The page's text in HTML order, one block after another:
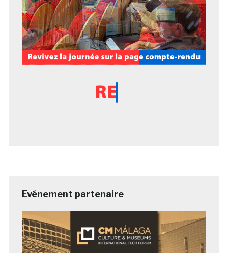
Evénement partenaire